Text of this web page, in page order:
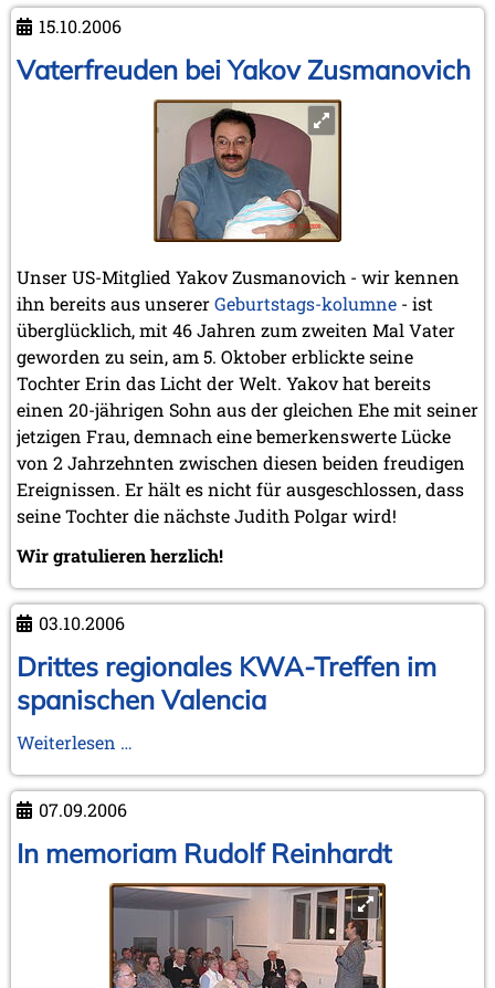
2004
Dezember 2004 (2 Einträge)
September 2004 (1 Eintrag)
August 2004 (3 Einträge)
Juni 2004 (1 Eintrag)
Mai 2004 (3 Einträge)
März 2004 (1 Eintrag)
2003
Dezember 2003 (1 Eintrag)
November 2003 (2 Einträge)
Oktober 2003 (1 Eintrag)
Juli 2003 (1 Eintrag)
April 2003 (1 Eintrag)
2002
November 2002 (1 Eintrag)
Morris'
15.10.2006
Vaterfreuden bei Yakov Zusmanovich
Unser US-Mitglied Yakov Zusmanovich - wir kennen
ihn bereits aus unsererGeburtstags-kolumne - ist
überglücklich, mit 46 Jahren zum zweiten Mal Vater
geworden zu sein, am 5. Oktober erblickte seine
Tochter Erin das Licht der Welt. Yakov hat bereits
einen 20-jährigen Sohn aus der gleichen Ehe mit seiner
jetzigen Frau, demnach eine bemerkenswerte Lücke
von 2 Jahrzehnten zwischen diesen beiden freudigen
Ereignissen. Er hält es nicht für ausgeschlossen, dass
seine Tochter die nächste Judith Polgar wird!
Wir gratulieren herzlich!
03.10.2006
Drittes regionales KWA-Treffen im
spanischen Valencia
Weiterlesen …
KWA-
im
Valencia
07.09.2006
In memoriam Rudolf Reinhardt